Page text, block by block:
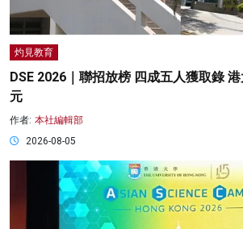
灼見教育
DSE 2026｜聯招放榜 四成五人獲取錄
元
作者: 本社編輯部
2026-08-05